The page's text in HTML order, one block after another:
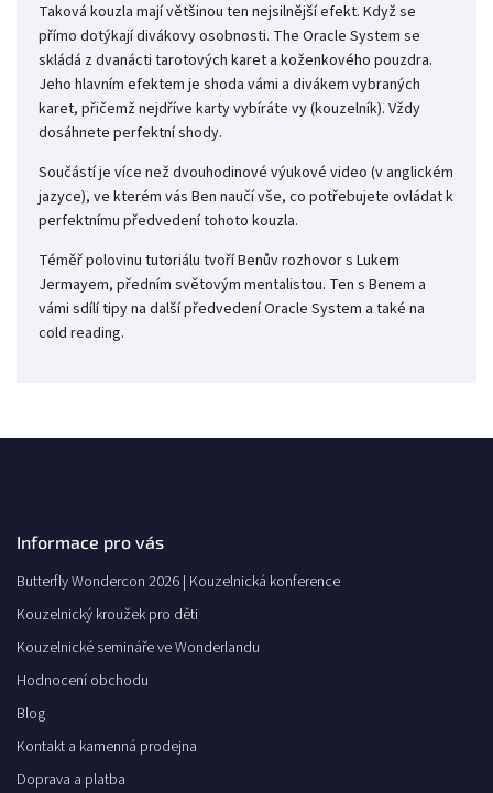
Taková kouzla mají většinou ten nejsilnější efekt. Když se
přímo dotýkají divákovy osobnosti. The Oracle System se
skládá z dvanácti tarotových karet a koženkového pouzdra.
Jeho hlavním efektem je shoda vámi a divákem vybraných
karet, přičemž nejdříve karty vybíráte vy (kouzelník). Vždy
dosáhnete perfektní shody.
Součástí je více než dvouhodinové výukové video (v anglickém
jazyce), ve kterém vás Ben naučí vše, co potřebujete ovládat k
perfektnímu předvedení tohoto kouzla.
Téměř polovinu tutoriálu tvoří Benův rozhovor s Lukem
Jermayem, předním světovým mentalistou. Ten s Benem a
vámi sdílí tipy na další předvedení Oracle System a také na
cold reading.
Informace pro vás
Butterfly Wondercon 2026 | Kouzelnická konference
Kouzelnický kroužek pro děti
Kouzelnické semináře ve Wonderlandu
Hodnocení obchodu
Blog
Kontakt a kamenná prodejna
Doprava a platba